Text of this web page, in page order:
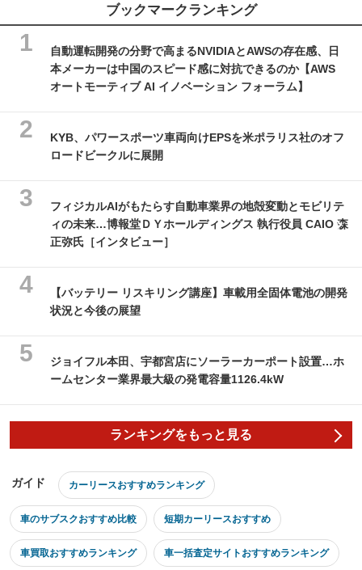
ブックマークランキング
自動運転開発の分野で高まるNVIDIAとAWSの存在感、日
本メーカーは中国のスピード感に対抗できるのか【AWS
オートモーティブ AI イノベーション フォーラム】
KYB、パワースポーツ車両向けEPSを米ポラリス社のオフ
ロードビークルに展開
フィジカルAIがもたらす自動車業界の地殻変動とモビリテ
ィの未来…博報堂ＤＹホールディングス 執行役員 CAIO 森
正弥氏［インタビュー］
【バッテリー リスキリング講座】車載用全固体電池の開発
状況と今後の展望
ジョイフル本田、宇都宮店にソーラーカーポート設置…ホ
ームセンター業界最大級の発電容量1126.4kW
ランキングをもっと見る
ガイド カーリースおすすめランキング
車のサブスクおすすめ比較 短期カーリースおすすめ
車買取おすすめランキング 車一括査定サイトおすすめランキング